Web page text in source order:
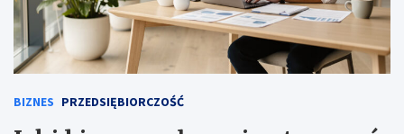
BIZNES PRZEDSIĘBIORCZOŚĆ